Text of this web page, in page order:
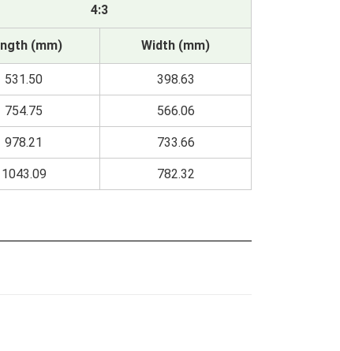
4:3
(mm) Width (mm)
531.50 398.63
754.75 566.06
978.21 733.66
1043.09 782.32